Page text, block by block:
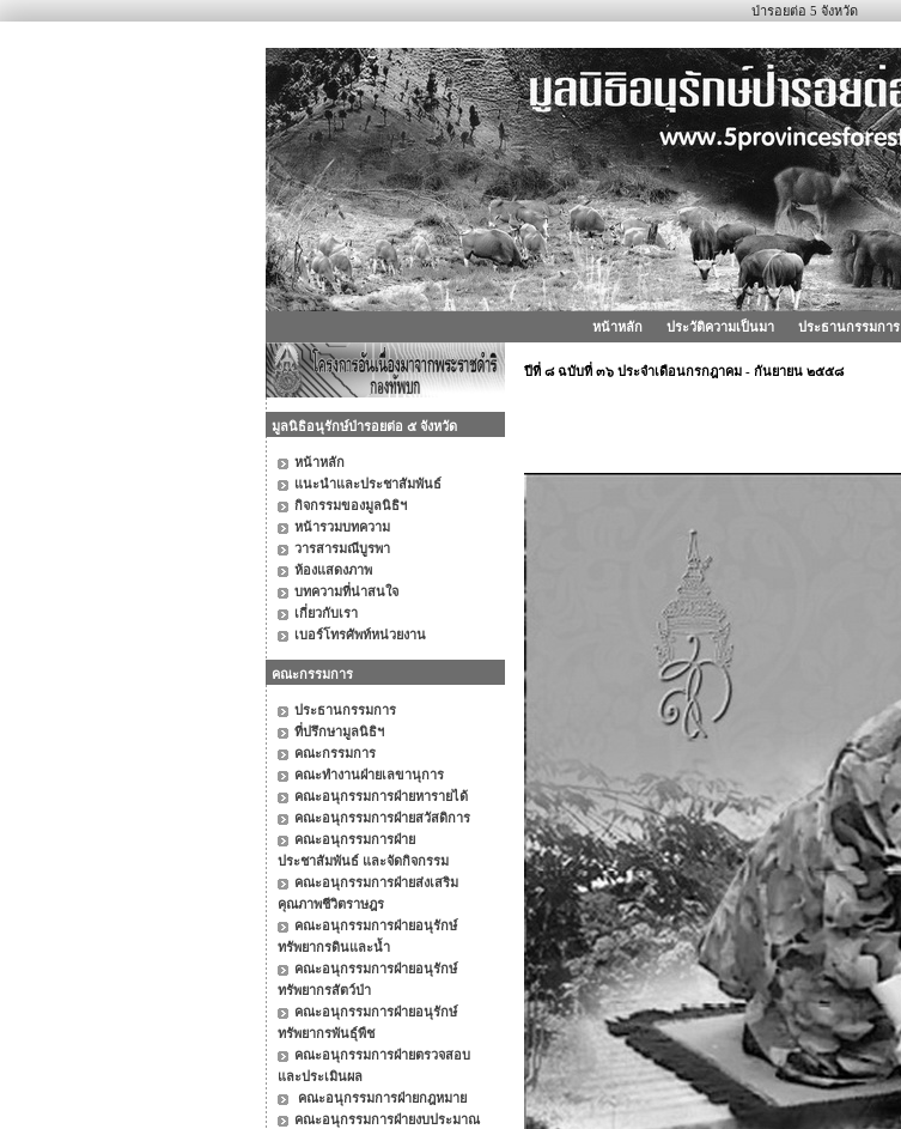
ป่ารอยต่อ 5 จังหวัด
หน้าหลัก ประวัติความเป็นมา ประธานกรรมการ
มูลนิธิอนุรักษ์ป่ารอยต่อ ๕ จังหวัด
หน้าหลัก
แนะนำและประชาสัมพันธ์
กิจกรรมของมูลนิธิฯ
หน้ารวมบทความ
วารสารมณีบูรพา
ห้องแสดงภาพ
บทความที่น่าสนใจ
เกี่ยวกับเรา
เบอร์โทรศัพท์หน่วยงาน
คณะกรรมการ
ประธานกรรมการ
ที่ปรึกษามูลนิธิฯ
คณะกรรมการ
คณะทำงานฝ่ายเลขานุการ
คณะอนุกรรมการฝ่ายหารายได้
คณะอนุกรรมการฝ่ายสวัสดิการ
คณะอนุกรรมการฝ่าย
ประชาสัมพันธ์ และจัดกิจกรรม
คณะอนุกรรมการฝ่ายส่งเสริม
คุณภาพชีวิตราษฎร
คณะอนุกรรมการฝ่ายอนุรักษ์
ทรัพยากรดินและน้ำ
คณะอนุกรรมการฝ่ายอนุรักษ์
ทรัพยากรสัตว์ป่า
คณะอนุกรรมการฝ่ายอนุรักษ์
ทรัพยากรพันธุ์พืช
คณะอนุกรรมการฝ่ายตรวจสอบ
และประเมินผล
คณะอนุกรรมการฝ่ายกฎหมาย
คณะอนุกรรมการฝ่ายงบประมาณ
ปีที่ ๘ ฉบับที่ ๓๖ ประจำเดือนกรกฎาคม - กันยายน ๒๕๕๘